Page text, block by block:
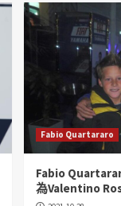
Fabio Quartararo
Fabio
為Valentino